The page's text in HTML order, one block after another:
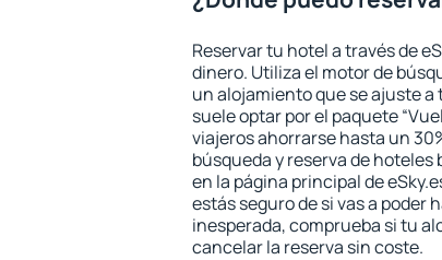
Reservar tu hotel a través de
dinero. Utiliza el motor de
un alojamiento que se ajuste
suele optar por el paquete
viajeros ahorrarse hasta un
búsqueda y reserva de
en la página principal de
estás seguro de si vas a poder
inesperada, comprueba si tu
cancelar la reserva sin coste.